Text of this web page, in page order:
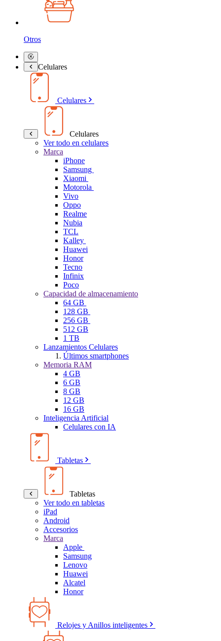
Otros
Celulares
Celulares
Celulares
Ver todo en celulares
Marca
iPhone
Samsung
Xiaomi
Motorola
Vivo
Oppo
Realme
Nubia
TCL
Kalley
Huawei
Honor
Tecno
Infinix
Poco
Capacidad de almacenamiento
64 GB
128 GB
256 GB
512 GB
1 TB
Lanzamientos Celulares
Últimos smartphones
Memoria RAM
4 GB
6 GB
8 GB
12 GB
16 GB
Inteligencia Artificial
Celulares con IA
Tabletas
Tabletas
Ver todo en tabletas
iPad
Android
Accesorios
Marca
Apple
Samsung
Lenovo
Huawei
Alcatel
Honor
Relojes y Anillos inteligentes